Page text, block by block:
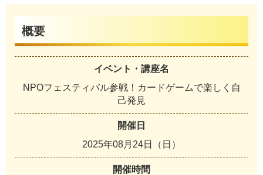
概要
イベント・講座名
NPOフェスティバル参戦！カードゲームで楽しく自
己発見
開催日
2025年08月24日（日）
開催時間